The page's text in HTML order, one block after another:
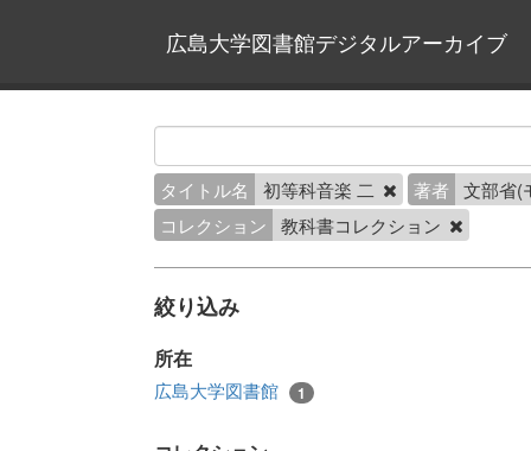
広島大学図書館デジタルアーカイブ
タイトル名 初等科音楽 二 著者
文部省(
コレクション
教科書コレクション
絞り込み
所在
広島大学図書館 1